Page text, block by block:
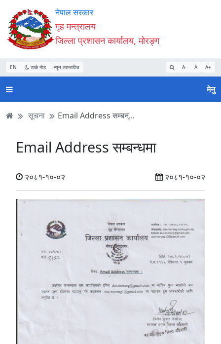
Accessibility
Mode
सुरु
गर्नुहोस्
सामाग्री
पढ्नुहाेस्
नेभिगेसन
पढ्नुहाेस्
वेबसाइट
खोजमा
जानुहोस्
नेपाल सरकार
गृह मन्त्रालय
जिल्ला प्रशासन कार्यालय, मोरङ्ग
EN डार्क मोड न्यून व्यान्डविथ A- A A+
मेनु
सूचना Email Address सम्बन्...
Email Address सम्बन्धमा
२०८१-१०-०२ २०८१-१०-०२